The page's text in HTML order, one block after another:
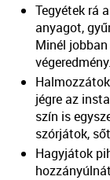
Tegyétek rá
anyagot,
Minél
végeredmény.
jégre az
szín is
szórjátok,
Hagyjátok